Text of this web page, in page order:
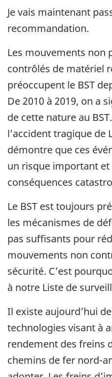
Je vais maintenant
recommandation.
Les mouvements non
contrôlés de matériel
préoccupent le BST
De 2010 à 2019, on a
de cette nature au
l’accident tragique de
démontre que ces
un risque important et
conséquences
Le BST est toujours
les mécanismes de
pas suffisants pour
mouvements non
sécurité. C’est
à notre Liste de
Il existe aujourd’hui
technologies visant à
rendement des freins
chemins de fer nord-